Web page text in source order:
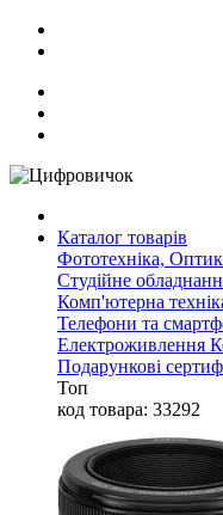
Каталог товарів
Фототехніка,
Студійне
Комп'ютерна
Телефони та
Електроживлення
Подарункові
Топ
код товара: 33292